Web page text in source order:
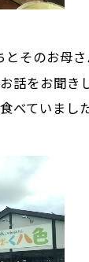
そのお母さ
話をお聞き
べていまし